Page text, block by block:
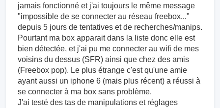
jamais fonctionné et j'ai toujours le même message
"impossible de se connecter au réseau freebox..."
depuis 5 jours de tentatives et de recherches/manips.
Pourtant ma box apparait dans la liste donc elle est
bien détectée, et j'ai pu me connecter au wifi de mes
voisins du dessus (SFR) ainsi que chez des amis
(Freebox pop). Le plus étrange c'est qu'une amie
ayant aussi un iphone 6 (mais plus récent) a réussi à
se connecter à ma box sans problème.
J'ai testé des tas de manipulations et réglages